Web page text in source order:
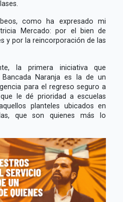
como ha expresado mi
Mercado: por el bien de
y por la reincorporación de las
la primera iniciativa que
Naranja es la de un
para el regreso seguro a
le dé prioridad a escuelas
planteles ubicados en
que son quienes más lo